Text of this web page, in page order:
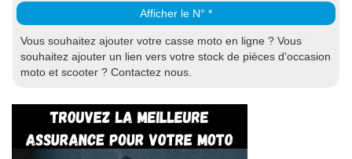
Afficher le N° *
Vous souhaitez ajouter votre casse moto en ligne ? Vous
souhaitez ajouter un lien vers votre stock de pièces d'occasion
moto et scooter ? Contactez nous.